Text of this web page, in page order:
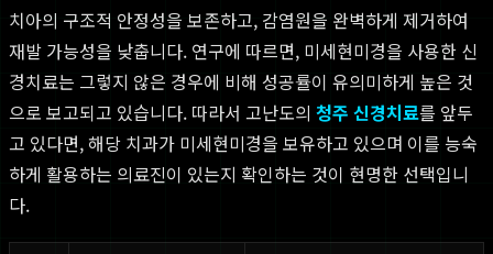
치아의 구조적 안정성을 보존하고, 감염원을 완벽하게 제거하여
재발 가능성을 낮춥니다. 연구에 따르면, 미세현미경을 사용한 신
경치료는 그렇지 않은 경우에 비해 성공률이 유의미하게 높은 것
으로 보고되고 있습니다. 따라서 고난도의 청주 신경치료를 앞두
고 있다면, 해당 치과가 미세현미경을 보유하고 있으며 이를 능숙
하게 활용하는 의료진이 있는지 확인하는 것이 현명한 선택입니
다.